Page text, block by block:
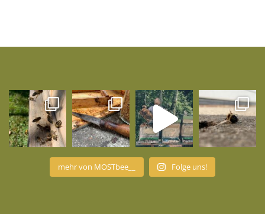
mehr von MOSTbee__ Folge uns!